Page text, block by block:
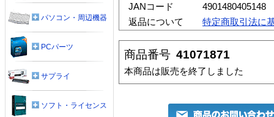
JANコード
4901480405148
返品について
特定商取引法に
商品番号 41071871
本商品は販売を終了しました
パソコン・周辺機器
PCパーツ
サプライ
ソフト・ライセンス